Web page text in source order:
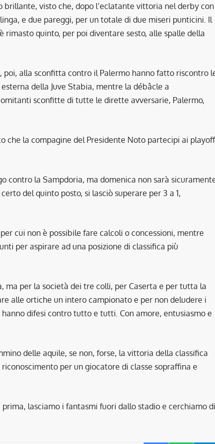
visto che, dopo l’eclatante vittoria nel derby con
e due pareggi, per un totale di due miseri punticini. Il
quinto, per poi diventare sesto, alle spalle della
alla sconfitta contro il Palermo hanno fatto riscontro
della Juve Stabia, mentre la débâcle a
sconfitte di tutte le dirette avversarie, Palermo,
che la compagine del Presidente Noto partecipi ai
contro la Sampdoria, ma domenica non sarà
del quinto posto, si lasciò superare per 3 a 1,
cui non è possibile fare calcoli o concessioni, mentre
per aspirare ad una posizione di classifica più
per la società dei tre colli, per Caserta e per tutta la
alle ortiche un intero campionato e per non deludere i
difesi contro tutto e tutti. Con amore, entusiasmo e
delle aquile, se non, forse, la vittoria della classifica
per un giocatore di classe sopraffina e
lasciamo i fantasmi fuori dallo stadio e cerchiamo di